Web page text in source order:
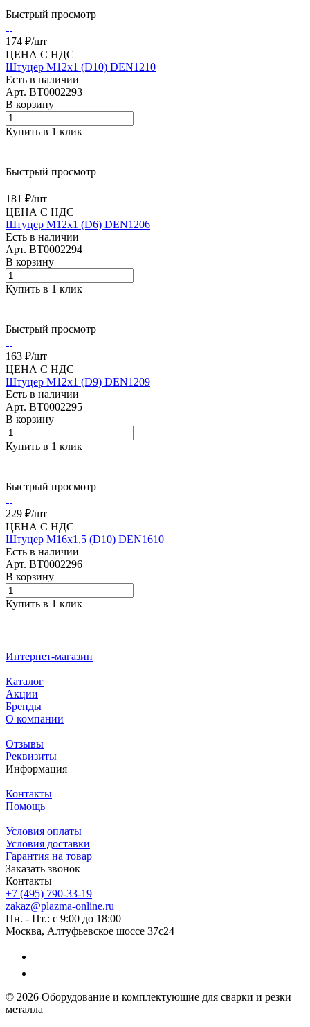
Быстрый просмотр
174 ₽/шт
ЦЕНА С НДС
Штуцер М12x1 (D10) DEN1210
Есть в наличии
Арт. BT0002293
В корзину
Купить в 1 клик
Быстрый просмотр
181 ₽/шт
ЦЕНА С НДС
Штуцер М12x1 (D6) DEN1206
Есть в наличии
Арт. BT0002294
В корзину
Купить в 1 клик
Быстрый просмотр
163 ₽/шт
ЦЕНА С НДС
Штуцер М12x1 (D9) DEN1209
Есть в наличии
Арт. BT0002295
В корзину
Купить в 1 клик
Быстрый просмотр
229 ₽/шт
ЦЕНА С НДС
Штуцер М16x1,5 (D10) DEN1610
Есть в наличии
Арт. BT0002296
В корзину
Купить в 1 клик
Интернет-магазин
Каталог
Акции
Бренды
О компании
Отзывы
Реквизиты
Информация
Контакты
Помощь
Условия оплаты
Условия доставки
Гарантия на товар
Заказать звонок
Контакты
+7 (495) 790-33-19
zakaz@plazma-online.ru
Пн. - Пт.: с 9:00 до 18:00
Москва, Алтуфьевское шоссе 37с24
© 2026 Оборудование и комплектующие для сварки и резки
металла